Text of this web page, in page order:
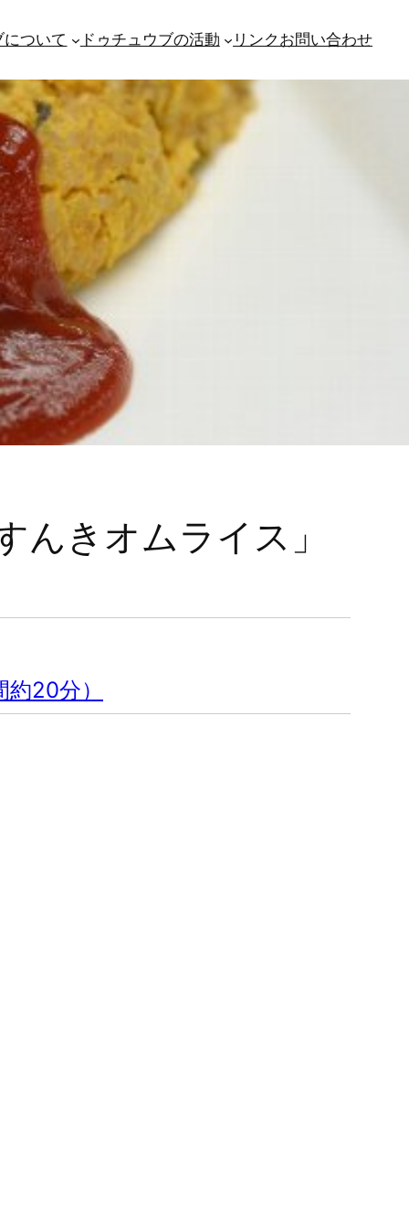
について ドゥチュウブの活動 リンク お問い合わせ
んきオムライス」
20分）